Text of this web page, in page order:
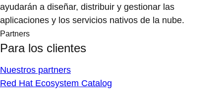
ayudarán a diseñar, distribuir y gestionar las
aplicaciones y los servicios nativos de la nube.
Partners
Para los clientes
Nuestros partners
Red Hat Ecosystem Catalog